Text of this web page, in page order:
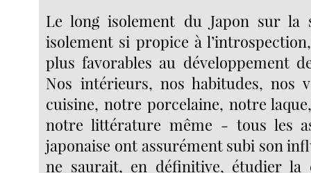
Le long isolement du Japon sur la
isolement si propice à
plus favorables au développement
Nos intérieurs, nos habitudes, nos
cuisine, notre porcelaine, notre
notre littérature même - tous les
japonaise ont assurément subi son
ne saurait, en définitive, étudier la